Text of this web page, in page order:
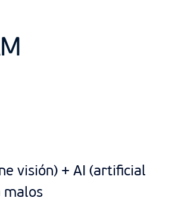
visión) + AI (artificial
malos